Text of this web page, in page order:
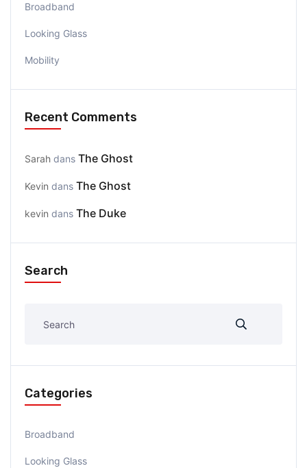
Broadband
Looking Glass
Mobility
Recent Comments
Sarah dans The Ghost
Kevin dans The Ghost
kevin dans The Duke
Search
Categories
Broadband
Looking Glass